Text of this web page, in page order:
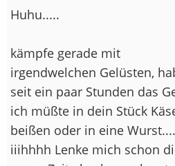
Huhu.....
kämpfe gerade mit
irgendwelchen Gelüsten,
seit ein paar Stunden das
ich müßte in dein Stück
beißen oder in eine Wurst....
iiihhhh Lenke mich schon